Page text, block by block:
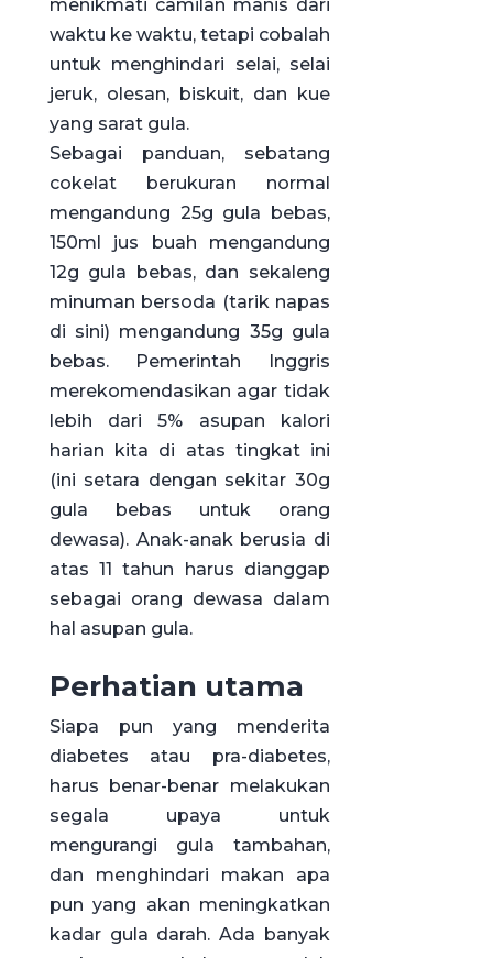
menikmati camilan manis dari
waktu ke waktu, tetapi cobalah
untuk menghindari selai, selai
jeruk, olesan, biskuit, dan kue
yang sarat gula.
Sebagai panduan, sebatang
cokelat berukuran normal
mengandung 25g gula bebas,
150ml jus buah mengandung
12g gula bebas, dan sekaleng
minuman bersoda (tarik napas
di sini) mengandung 35g gula
bebas. Pemerintah Inggris
merekomendasikan agar tidak
lebih dari 5% asupan kalori
harian kita di atas tingkat ini
(ini setara dengan sekitar 30g
gula bebas untuk orang
dewasa). Anak-anak berusia di
atas 11 tahun harus dianggap
sebagai orang dewasa dalam
hal asupan gula.
Perhatian utama
Siapa pun yang menderita
diabetes atau pra-diabetes,
harus benar-benar melakukan
segala upaya untuk
mengurangi gula tambahan,
dan menghindari makan apa
pun yang akan meningkatkan
kadar gula darah. Ada banyak